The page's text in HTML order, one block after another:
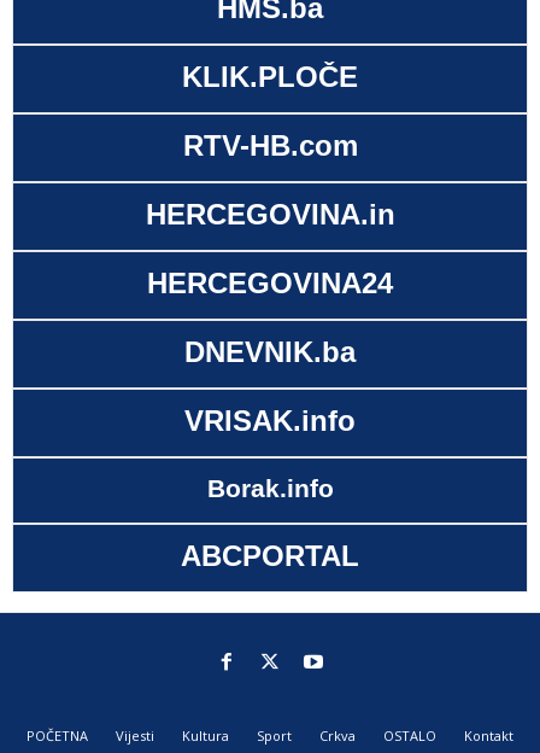
HMS.ba
KLIK.PLOČE
RTV-HB.com
HERCEGOVINA.in
HERCEGOVINA24
DNEVNIK.ba
VRISAK.info
Borak.info
ABCPORTAL
POČETNA Vijesti Kultura Sport Crkva OSTALO Kontakt